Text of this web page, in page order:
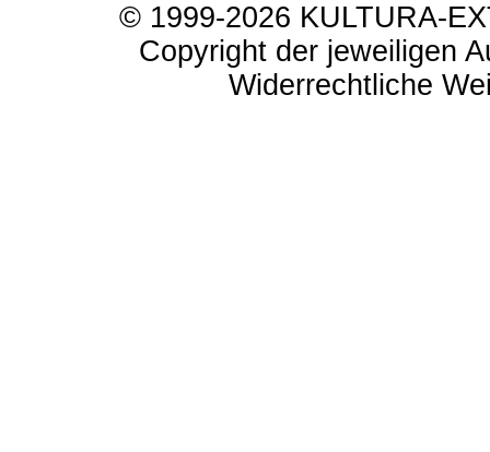
© 1999-2026 KULTURA-
Copyright der jeweiligen
Widerrechtliche